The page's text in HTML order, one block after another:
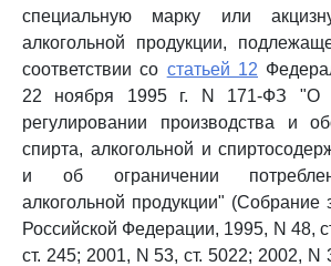
специальную марку или
алкогольной продукции,
соответствии со статьей 12
22 ноября 1995 г. N 171-ФЗ "О
регулировании производства и
спирта, алкогольной и
и об ограничении
алкогольной продукции" (Собрание
Российской Федерации, 1995, N 48,
ст. 245; 2001, N 53, ст. 5022; 2002, N